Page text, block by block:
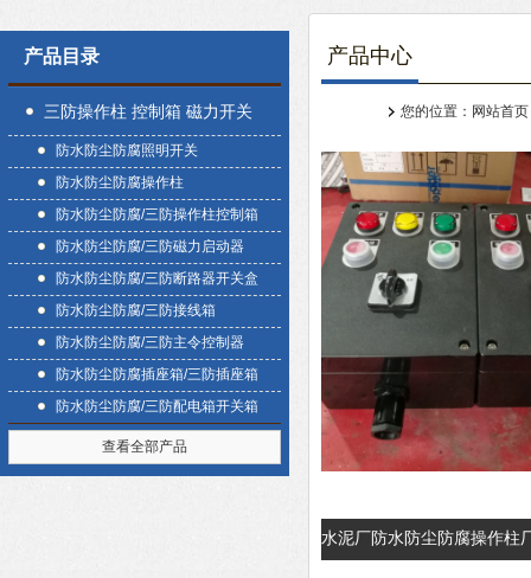
产品目录
三防操作柱 控制箱 磁力开关
盒防水防尘防腐照明开关
防水防尘防腐操作柱
防水防尘防腐/三防操作柱控制箱
防水防尘防腐/三防磁力启动器
防水防尘防腐/三防断路器开关盒
防水防尘防腐/三防接线箱
防水防尘防腐/三防主令控制器
防水防尘防腐插座箱/三防插座箱
防水防尘防腐/三防配电箱开关箱
查看全部产品
产品中心
您的位置： 网站首页
水泥厂防水防尘防腐操作柱